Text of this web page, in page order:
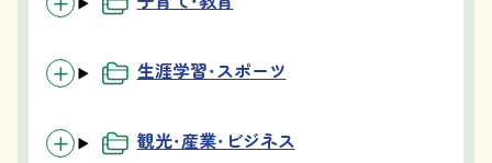
生涯学習・スポーツ
観光・産業・ビジネス